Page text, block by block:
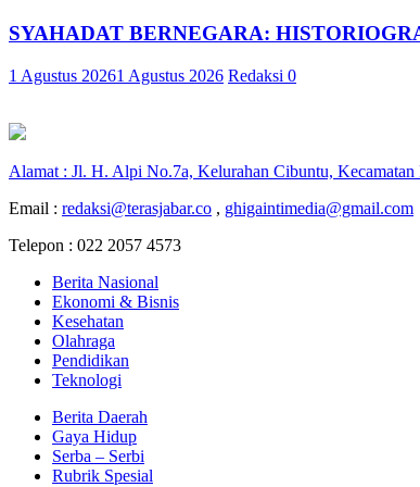
SYAHADAT BERNEGARA:
1 Agustus 20261 Agustus 2026 Redaksi 0
Alamat : Jl. H. Alpi No.7a, Kelurahan Cibuntu,
Email : redaksi@terasjabar.co , ghigaintimedia@gmail.com
Telepon : 022 2057 4573
Berita Nasional
Ekonomi & Bisnis
Kesehatan
Olahraga
Pendidikan
Teknologi
Berita Daerah
Gaya Hidup
Serba – Serbi
Rubrik Spesial